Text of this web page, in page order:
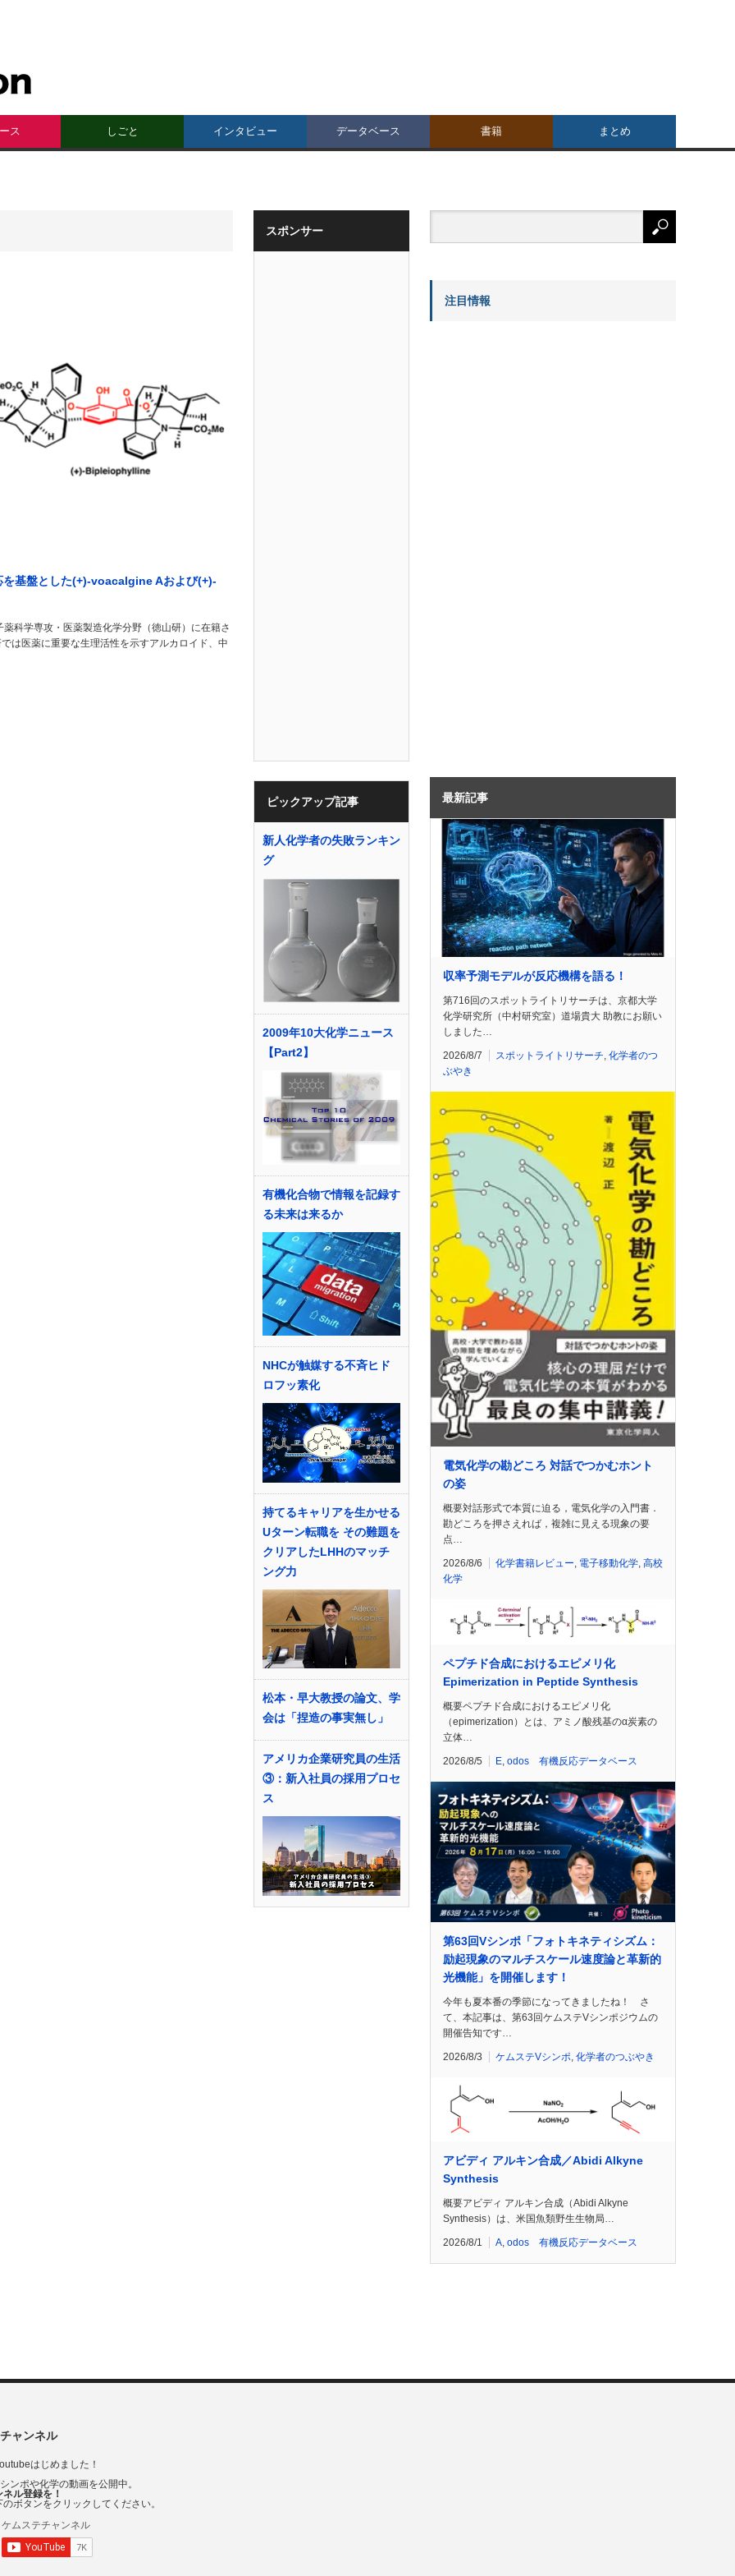
ス しごと インタビュー データベース 書籍 まとめ
基盤とした(+)-voacalgine Aおよび(+)-
科学専攻・医薬製造化学分野（徳山研）に在籍さ
は医薬に重要な生理活性を示すアルカロイド、中
スポンサー
ピックアップ記事
新人化学者の失敗ランキン
グ
2009年10大化学ニュース
【Part2】
有機化合物で情報を記録す
る未来は来るか
NHCが触媒する不斉ヒド
ロフッ素化
持てるキャリアを生かせる
Uターン転職を その難題を
クリアしたLHHのマッチ
ング力
松本・早大教授の論文、学
会は「捏造の事実無し」
アメリカ企業研究員の生活
③：新入社員の採用プロセ
ス
注目情報
最新記事
収率予測モデルが反応機構を語る！
第716回のスポットライトリサーチは、京都大学
化学研究所（中村研究室）道場貴大 助教にお願い
しました…
2026/8/7 スポットライトリサーチ 化学者のつ
ぶやき
電気化学の勘どころ 対話でつかむホント
の姿
概要対話形式で本質に迫る，電気化学の入門書．
勘どころを押さえれば，複雑に見える現象の要
点…
2026/8/6 化学書籍レビュー 電子移動化学 高校
化学
ペプチド合成におけるエピメリ化
Epimerization in Peptide Synthesis
概要ペプチド合成におけるエピメリ化
（epimerization）とは、アミノ酸残基のα炭素の
立体…
2026/8/5 E odos 有機反応データベース
第63回Vシンポ「フォトキネティシズム：
励起現象のマルチスケール速度論と革新的
光機能」を開催します！
今年も夏本番の季節になってきましたね！ さ
て、本記事は、第63回ケムステVシンポジウムの
開催告知です…
2026/8/3 ケムステVシンポ, 化学者のつぶやき
アビディ アルキン合成／Abidi Alkyne
Synthesis
概要アビディ アルキン合成（Abidi Alkyne
Synthesis）は、米国魚類野生生物局…
2026/8/1 A, odos 有機反応データベース
ャンネル
はじめました！
ンポや化学の動画を公開中。
ル登録を！
ボタンをクリックしてください。